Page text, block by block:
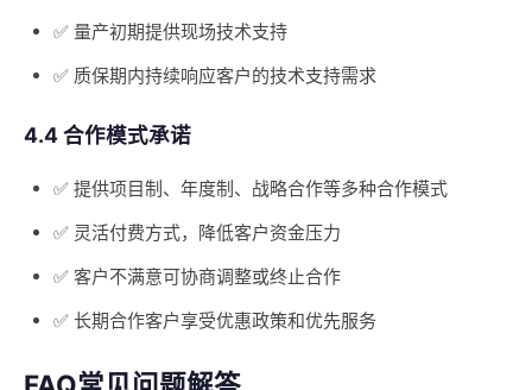
✅ 量产初期提供现场技术支持
✅ 质保期内持续响应客户的技术支持需求
4.4 合作模式承诺
✅ 提供项目制、年度制、战略合作等多种合作模式
✅ 灵活付费方式，降低客户资金压力
✅ 客户不满意可协商调整或终止合作
✅ 长期合作客户享受优惠政策和优先服务